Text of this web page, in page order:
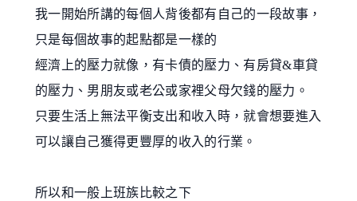
我一開始所講的每個人背後都有自己的一段故事，
只是每個故事的起點都是一樣的
經濟上的壓力就像 ，有卡債的壓力、有房貸&車貸
的壓力、男朋友或老公或家裡父母欠錢的壓力。
只要生活上無法平衡支出和收入時，就會想要進入
可以讓自己獲得更豐厚的收入的行業。
所以和一般上班族比較之下